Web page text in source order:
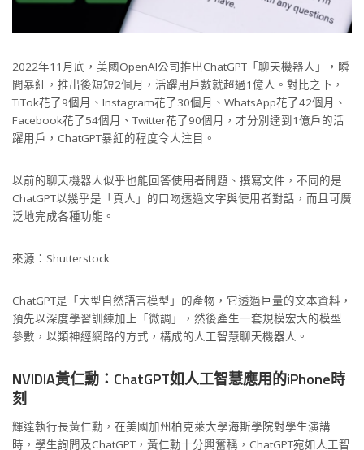
2022年11月底，美國OpenAI公司推出ChatGPT「聊天機器人」，瞬
間暴紅，推出後短短2個月，活躍用戶數就超過1億人。對比之下，
TiTok花了9個月、Instagram花了30個月、WhatsApp花了42個月、
Facebook花了54個月、Twitter花了90個月，才分別達到1億戶的活
躍用戶，ChatGPT暴紅的程度令人注目。
以前的聊天機器人似乎也能回答使用者問題、撰寫文件，不同的是
ChatGPT以幾乎是「真人」的口吻透過文字與使用者對話，而且可廣
泛地完成各種功能。
來源：Shutterstock
ChatGPT是「大型自然語言模型」的產物，它透過巨量的文本資料，
預先以深度學習訓練加上「微調」，然後產生一套規模宏大的模型
參數，以類神經網路的方式，構成的人工智慧聊天機器人。
NVIDIA黃仁勳：ChatGPT如人工智慧應用的iPhone時
刻
輝達執行長黃仁勳，在美國加州柏克萊大學海斯學院對學生演講
時，學生詢問及ChatGPT，黃仁勳十分興奮稱，ChatGPT宛如人工智